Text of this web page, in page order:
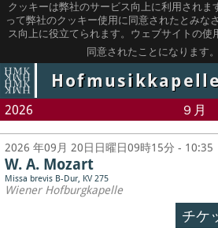
クッキーは弊社のサービス向上に利用されま
って弊社のクッキー使用に同意されたとみな
ス向上に役立てられます。ウェブサイトの使
同意されたことになります。
2026 ９月
2026 年09月 20日日曜日09時15分 - 10:35
W. A. Mozart
Missa brevis B-Dur, KV 275
Wiener Hofburgkapelle
チケ